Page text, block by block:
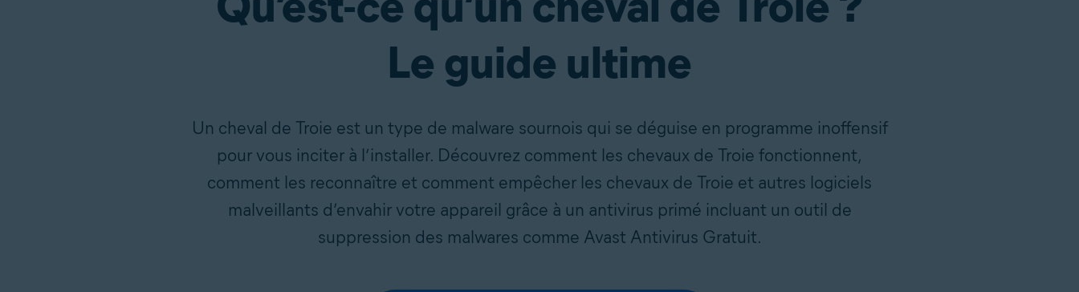
Le guide ultime
Un cheval de Troie est un type de malware sournois qui se déguise en programme inoffensif
pour vous inciter à l’installer. Découvrez comment les chevaux de Troie fonctionnent,
comment les reconnaître et comment empêcher les chevaux de Troie et autres logiciels
malveillants d’envahir votre appareil grâce à un antivirus primé incluant un outil de
suppression des malwares comme Avast Antivirus Gratuit.